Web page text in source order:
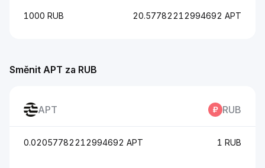
Směnit APT za RUB
APT RUB
0.02057782212994692 APT 1 RUB
1000 RUB 20.57782212994692 APT